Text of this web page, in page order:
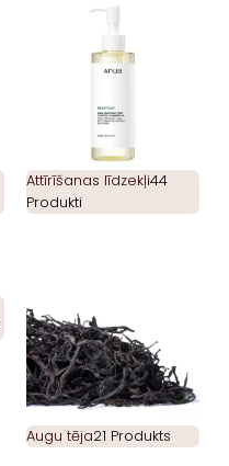
Attīrīšanas līdzekļi44
Produkti
Augu tēja21 Produkts